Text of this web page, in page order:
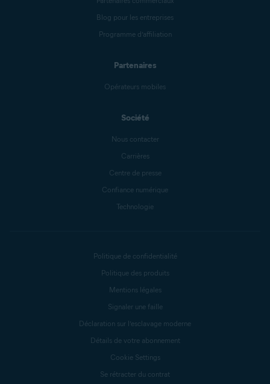
Blog pour les entreprises
Programme d’affiliation
Partenaires
Opérateurs mobiles
Société
Nous contacter
Carrières
Centre de presse
Confiance numérique
Technologie
Politique de confidentialité
Politique des produits
Mentions légales
Signaler une faille
Déclaration sur l’esclavage moderne
Détails de votre abonnement
Cookie Settings
Se rétracter du contrat